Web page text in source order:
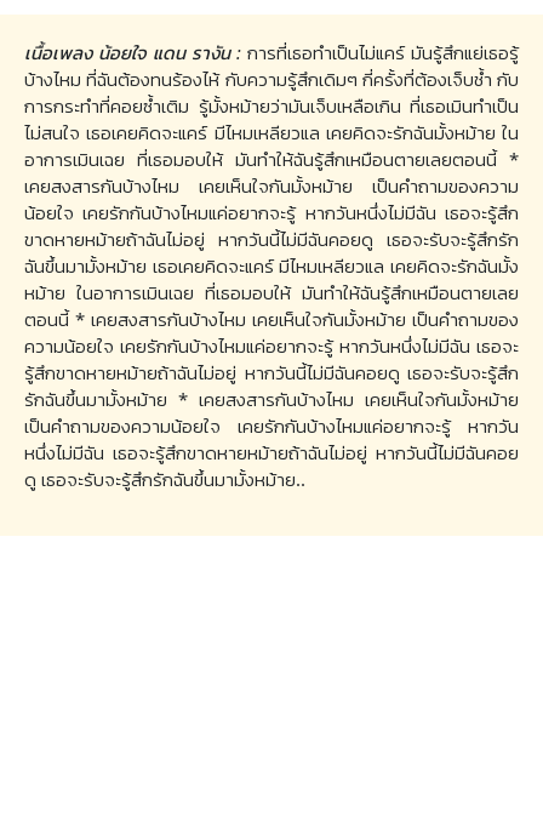
เนื้อเพลง น้อยใจ แดน รางัน : การที่เธอทำเป็นไม่แคร์ มันรู้สึกแย่เธอรู้
บ้างไหม ที่ฉันต้องทนร้องไห้ กับความรู้สึกเดิมๆ กี่ครั้งที่ต้องเจ็บช้ำ กับ
การกระทำที่คอยซ้ำเติม รู้มั้งหม้ายว่ามันเจ็บเหลือเกิน ที่เธอเมินทำเป็น
ไม่สนใจ เธอเคยคิดจะแคร์ มีไหมเหลียวแล เคยคิดจะรักฉันมั้งหม้าย ใน
อาการเมินเฉย ที่เธอมอบให้ มันทำให้ฉันรู้สึกเหมือนตายเลยตอนนี้ *
เคยสงสารกันบ้างไหม เคยเห็นใจกันมั้งหม้าย เป็นคำถามของความ
น้อยใจ เคยรักกันบ้างไหมแค่อยากจะรู้ หากวันหนึ่งไม่มีฉัน เธอจะรู้สึก
ขาดหายหม้ายถ้าฉันไม่อยู่ หากวันนี้ไม่มีฉันคอยดู เธอจะรับจะรู้สึกรัก
ฉันขึ้นมามั้งหม้าย เธอเคยคิดจะแคร์ มีไหมเหลียวแล เคยคิดจะรักฉันมั้ง
หม้าย ในอาการเมินเฉย ที่เธอมอบให้ มันทำให้ฉันรู้สึกเหมือนตายเลย
ตอนนี้ * เคยสงสารกันบ้างไหม เคยเห็นใจกันมั้งหม้าย เป็นคำถามของ
ความน้อยใจ เคยรักกันบ้างไหมแค่อยากจะรู้ หากวันหนึ่งไม่มีฉัน เธอจะ
รู้สึกขาดหายหม้ายถ้าฉันไม่อยู่ หากวันนี้ไม่มีฉันคอยดู เธอจะรับจะรู้สึก
รักฉันขึ้นมามั้งหม้าย * เคยสงสารกันบ้างไหม เคยเห็นใจกันมั้งหม้าย
เป็นคำถามของความน้อยใจ เคยรักกันบ้างไหมแค่อยากจะรู้ หากวัน
หนึ่งไม่มีฉัน เธอจะรู้สึกขาดหายหม้ายถ้าฉันไม่อยู่ หากวันนี้ไม่มีฉันคอย
ดู เธอจะรับจะรู้สึกรักฉันขึ้นมามั้งหม้าย..